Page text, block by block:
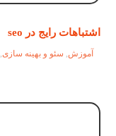
اشتباهات رایج در seo
آموزش, سئو و بهینه سازی,